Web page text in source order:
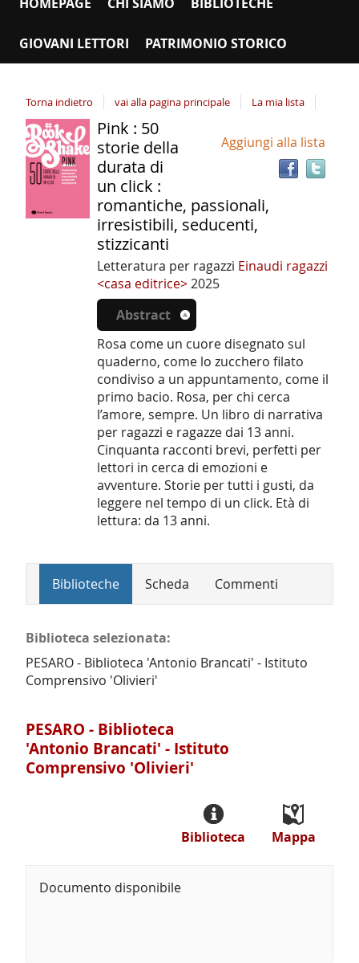
GIOVANI LETTORI PATRIMONIO STORICO
Torna indietro vai alla pagina principale La mia lista
Dettaglio
del
documento
Aggiungi alla lista
Pink : 50
storie della
durata di
un click :
romantiche, passionali,
irresistibili, seducenti,
stizzicanti
Letteratura per ragazzi Einaudi ragazzi
<casa editrice>2025
Abstract
Rosa come un cuore disegnato sul
quaderno, come lo zucchero filato
condiviso a un appuntamento, come il
primo bacio. Rosa, per chi cerca
l’amore, sempre. Un libro di narrativa
per ragazzi e ragazze dai 13 anni.
Cinquanta racconti brevi, perfetti per
lettori in cerca di emozioni e
avventure. Storie per tutti i gusti, da
leggere nel tempo di un click. Età di
lettura: da 13 anni.
Biblioteche Scheda Commenti
Biblioteca selezionata:
PESARO - Biblioteca 'Antonio Brancati' - Istituto
Comprensivo 'Olivieri'
PESARO - Biblioteca
'Antonio Brancati' - Istituto
Comprensivo 'Olivieri'
Mappa
Biblioteca
Documento disponibile